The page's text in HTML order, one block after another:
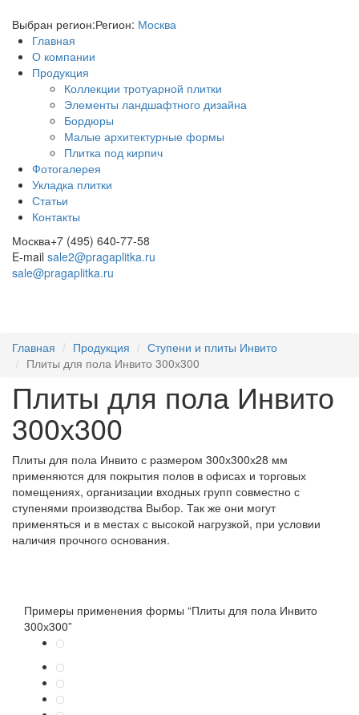
Выбран регион:Регион: Москва
Главная
О компании
Продукция
Коллекции тротуарной плитки
Элементы ландшафтного дизайна
Бордюры
Малые архитектурные формы
Плитка под кирпич
Фотогалерея
Укладка плитки
Статьи
Контакты
Москва+7 (495) 640-77-58
E-mail sale2@pragaplitka.ru
sale@pragaplitka.ru
Главная Продукция
Ступени и плиты Инвито
Плиты для пола Инвито 300х300
Плиты для пола Инвито
300х300
Плиты для пола Инвито с размером 300х300х28 мм
применяются для покрытия полов в офисах и торговых
помещениях, организации входных групп совместно с
ступенями производства Выбор. Так же они могут
применяться и в местах с высокой нагрузкой, при условии
наличия прочного основания.
Примеры применения формы “Плиты для пола Инвито
300х300”